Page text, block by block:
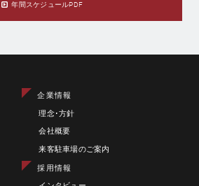
年間スケジュールPDF
企業情報
理念･方針
会社概要
来客駐車場のご案内
採用情報